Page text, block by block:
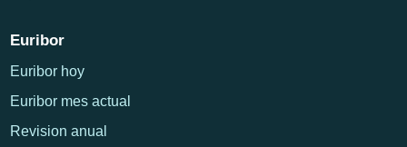
Euribor
Euribor hoy
Euribor mes actual
Revision anual